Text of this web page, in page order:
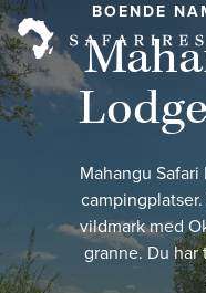
BOENDE
Mahangu
vildmark med
granne. Du